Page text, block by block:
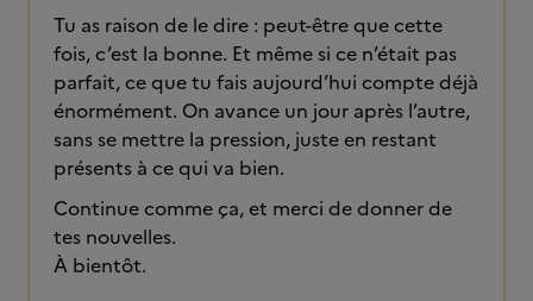
Tu as raison de le dire : peut-être que cette
fois, c’est la bonne. Et même si ce n’était pas
parfait, ce que tu fais aujourd’hui compte déjà
énormément. On avance un jour après l’autre,
sans se mettre la pression, juste en restant
présents à ce qui va bien.
Continue comme ça, et merci de donner de
tes nouvelles.
À bientôt.